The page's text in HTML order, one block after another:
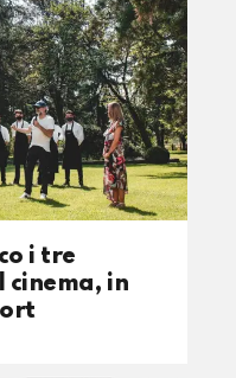
i tre
in